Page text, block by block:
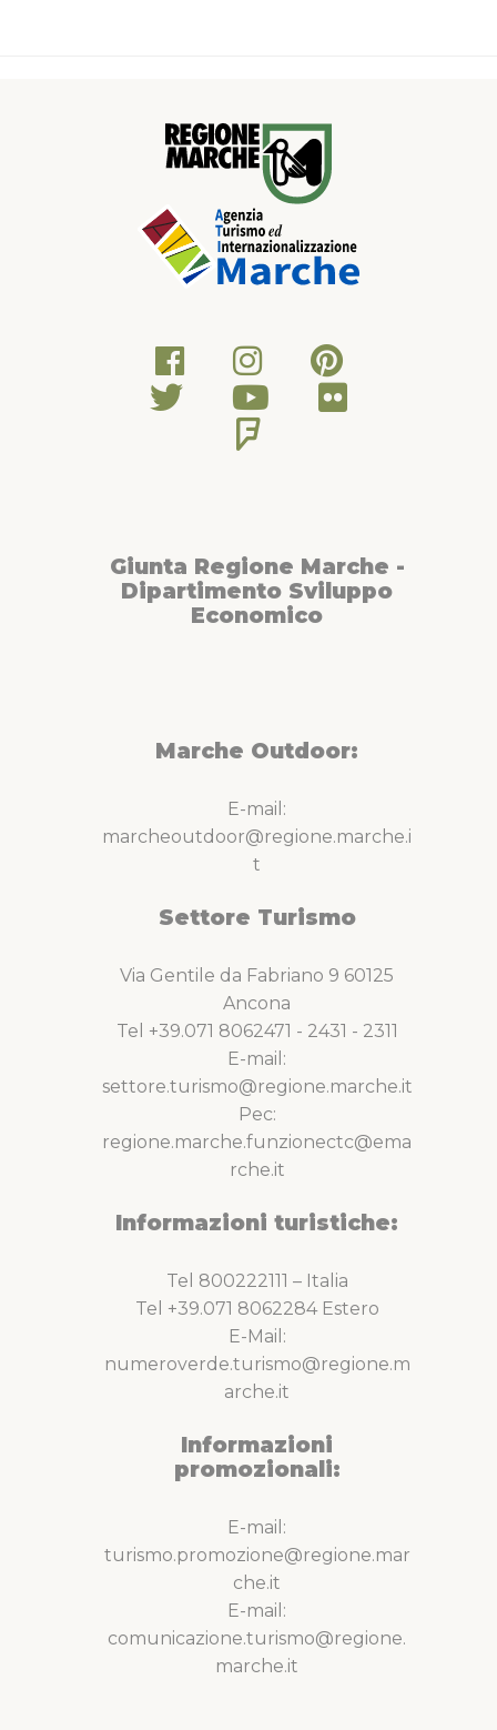
Giunta Regione Marche -
Dipartimento Sviluppo
Economico
Marche Outdoor:
E-mail:
marcheoutdoor@regione.marche.i
t
Settore Turismo
Via Gentile da Fabriano 9 60125
Ancona
Tel +39.071 8062471 - 2431 - 2311
E-mail:
settore.turismo@regione.marche.it
Pec:
regione.marche.funzionectc@ema
rche.it
Informazioni turistiche:
Tel 800222111 – Italia
Tel +39.071 8062284 Estero
E-Mail:
numeroverde.turismo@regione.m
arche.it
Informazioni
promozionali:
E-mail:
turismo.promozione@regione.mar
che.it
E-mail:
comunicazione.turismo@regione.
marche.it